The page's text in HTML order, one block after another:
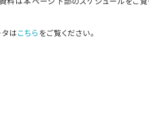
はこちらをご覧ください。